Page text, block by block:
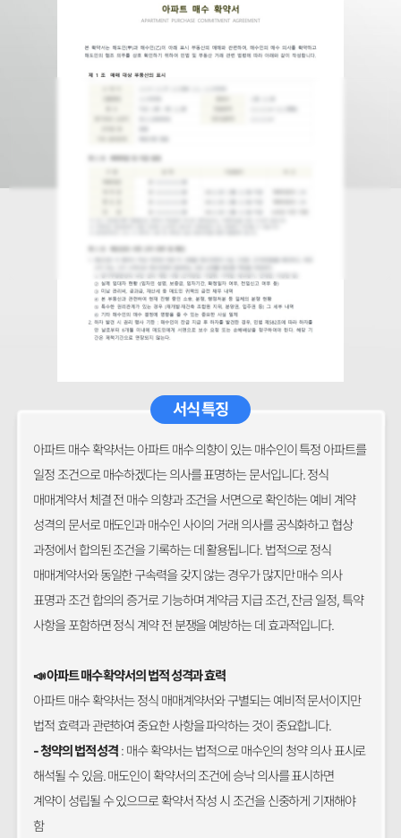
서식 특징
아파트 매수 확약서는 아파트 매수 의향이 있는 매수인이 특정 아파트를
일정 조건으로 매수하겠다는 의사를 표명하는 문서입니다. 정식
매매계약서 체결 전 매수 의향과 조건을 서면으로 확인하는 예비 계약
성격의 문서로 매도인과 매수인 사이의 거래 의사를 공식화하고 협상
과정에서 합의된 조건을 기록하는 데 활용됩니다. 법적으로 정식
매매계약서와 동일한 구속력을 갖지 않는 경우가 많지만 매수 의사
표명과 조건 합의의 증거로 기능하며 계약금 지급 조건, 잔금 일정, 특약
사항을 포함하면 정식 계약 전 분쟁을 예방하는 데 효과적입니다.
📣 아파트 매수 확약서의 법적 성격과 효력
아파트 매수 확약서는 정식 매매계약서와 구별되는 예비적 문서이지만
법적 효력과 관련하여 중요한 사항을 파악하는 것이 중요합니다.
- 청약의 법적 성격 : 매수 확약서는 법적으로 매수인의 청약 의사 표시로
해석될 수 있음. 매도인이 확약서의 조건에 승낙 의사를 표시하면
계약이 성립될 수 있으므로 확약서 작성 시 조건을 신중하게 기재해야
함